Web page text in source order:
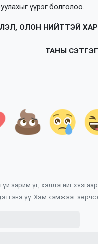
үүрэг болголоо.
ОЛОН НИЙТТЭЙ
ТАНЫ
зарим үг, хэллэгийг
үү. Хэм хэмжээг